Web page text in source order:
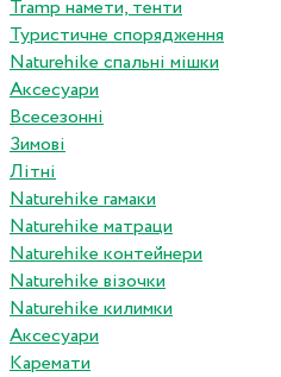
Tramp намети, тенти
Туристичне спорядження
Naturehike спальні мішки
Аксесуари
Всесезонні
Зимові
Літні
Naturehike гамаки
Naturehike матраци
Naturehike контейнери
Naturehike візочки
Naturehike килимки
Аксесуари
Каремати